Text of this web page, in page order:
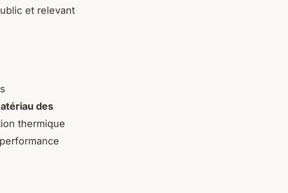
et relevant
des
thermique